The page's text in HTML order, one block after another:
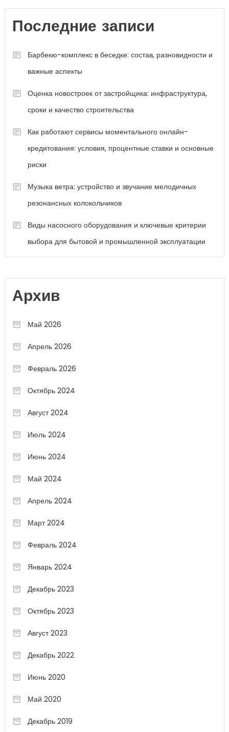
Последние записи
Барбекю-комплекс в беседке: состав, разновидности и
важные аспекты
Оценка новостроек от застройщика: инфраструктура,
сроки и качество строительства
Как работают сервисы моментального онлайн-
кредитования: условия, процентные ставки и основные
риски
Музыка ветра: устройство и звучание мелодичных
резонансных колокольчиков
Виды насосного оборудования и ключевые критерии
выбора для бытовой и промышленной эксплуатации
Архив
Май 2026
Апрель 2026
Февраль 2026
Октябрь 2024
Август 2024
Июль 2024
Июнь 2024
Май 2024
Апрель 2024
Март 2024
Февраль 2024
Январь 2024
Декабрь 2023
Октябрь 2023
Август 2023
Декабрь 2022
Июнь 2020
Май 2020
Декабрь 2019